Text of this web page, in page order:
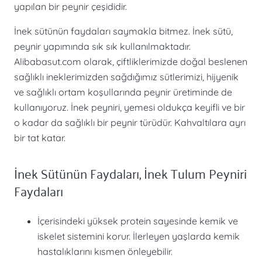
yapılan bir peynir çeşididir.
İnek sütünün faydaları saymakla bitmez. İnek sütü,
peynir yapımında sık sık kullanılmaktadır.
Alibabasut.com olarak, çiftliklerimizde doğal beslenen
sağlıklı ineklerimizden sağdığımız sütlerimizi, hijyenik
ve sağlıklı ortam koşullarında peynir üretiminde de
kullanıyoruz. İnek peyniri, yemesi oldukça keyifli ve bir
o kadar da sağlıklı bir peynir türüdür. Kahvaltılara ayrı
bir tat katar.
İnek Sütünün Faydaları, İnek Tulum Peyniri
Faydaları
İçerisindeki yüksek protein sayesinde kemik ve
iskelet sistemini korur. İlerleyen yaşlarda kemik
hastalıklarını kısmen önleyebilir.